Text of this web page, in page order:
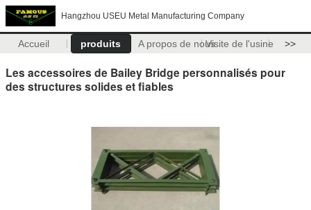
Hangzhou USEU Metal Manufacturing Company
Accueil produits A propos de nousVisite de l'usine >>
Les accessoires de Bailey Bridge personnalisés pour
des structures solides et fiables